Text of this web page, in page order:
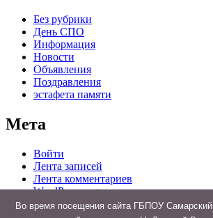
Без рубрики
День СПО
Информация
Новости
Объявления
Поздравления
эстафета памяти
Мета
Войти
Лента записей
Лента комментариев
WordPress.org
Во время посещения сайта ГБПОУ Самарский